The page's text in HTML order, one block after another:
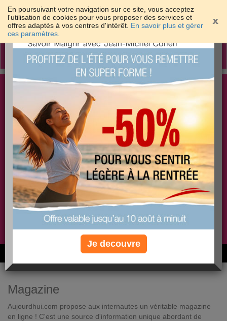
En poursuivant votre navigation sur ce site, vous acceptez
l'utilisation de cookies pour vous proposer des services et
offres adaptés à vos centres d'intérêt. En savoir plus et gérer
ces paramètres.
Toggle
Les meilleures solutions pour maigrir et être bien
dans sa peau
PLUS
EFFICACE
PLUS
SANTÉ
PLUS
COACHING
Non, je préfère le régime gratuit
6M de personnes ont maigri et réappris à manger avec nous
Magazine
Aujourdhui.com propose aux internautes un véritable magazine
en ligne ! C'est une source d'information unique abordant de
×
Je decouvre